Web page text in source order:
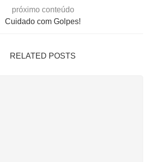
próximo conteúdo
Cuidado com Golpes!
RELATED POSTS